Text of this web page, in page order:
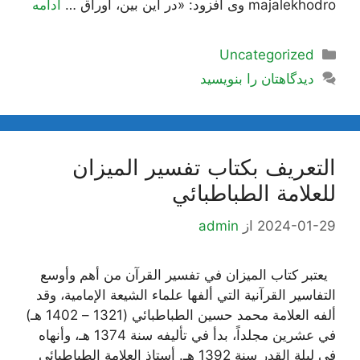
majalekhodro وی افزود: «در این بین، اوراق … ادامه
دسته‌ها
Uncategorized
دیدگاهتان را بنویسید
التعريف بكتاب تفسير الميزان
للعلامة الطباطبائي
2024-01-29 از admin
يعتبر كتاب الميزان في تفسير القرآن من أهم وأوسع
التفاسير القرآنية التي ألفها علماء الشيعة الإمامية، وقد
ألفه العلامة محمد حسين الطباطبائي (1321 – 1402 هـ)
في عشرين مجلداً، بدأ في تأليفه سنة 1374 هـ، وأنهاه
في ليلة القدر سنة 1392 هـ. أستاذ العلامة الطباطبائي